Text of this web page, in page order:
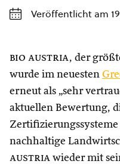
Veröffentlicht am
bio austria, der
wurde im neuesten
erneut als „sehr
aktuellen Bewertung,
nachhaltige
austria wieder mit